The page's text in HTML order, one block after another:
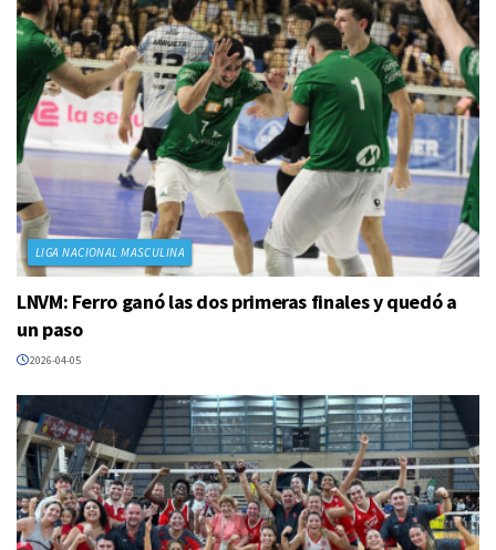
LIGA NACIONAL MASCULINA
LNVM: Ferro ganó las dos primeras finales y quedó a
un paso
2026-04-05